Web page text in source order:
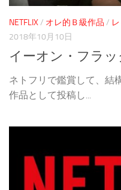
NETFLIX/ オレ的Ｂ級作品 /
2018年10月10日
イーオン・フラッ
ネトフリで鑑賞して、結
作品として投稿し...